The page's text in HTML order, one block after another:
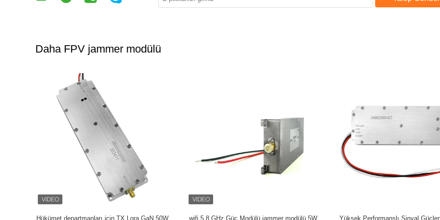
Daha FPV jammer modülü
Taşınabilir Düşük Güçlü Rf Verici, Uzun Lora Dijital Kaynağı 50W 300-1200MHz Anti Yüksek Güç 433MHz 1.2GHz